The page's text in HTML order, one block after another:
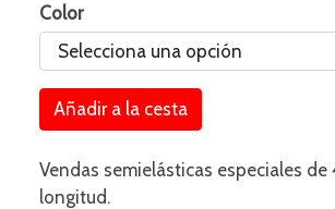
Color
Añadir a la cesta
Vendas semielásticas especiales de
longitud.